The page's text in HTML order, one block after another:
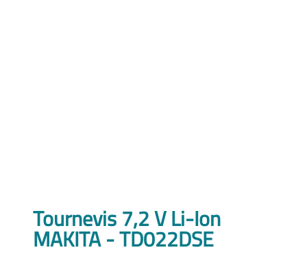
Tournevis 7,2 V Li-Ion
MAKITA - TD022DSE